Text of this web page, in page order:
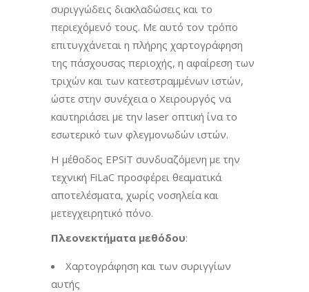
συριγγώδεις διακλαδώσεις και το
περιεχόμενό τους. Με αυτό τον τρόπο
επιτυγχάνεται η πλήρης χαρτογράφηση
της πάσχουσας περιοχής, η αφαίρεση των
τριχών και των κατεστραμμένων ιστών,
ώστε στην συνέχεια ο Χειρουργός να
καυτηριάσει με την laser οπτική ίνα το
εσωτερικό των φλεγμονωδών ιστών.
Η μέθοδος EPSiT συνδυαζόμενη με την
τεχνική FiLaC προσφέρει θεαματικά
αποτελέσματα, χωρίς νοσηλεία και
μετεγχειρητικό πόνο.
Πλεονεκτήματα μεθόδου:
Χαρτογράφηση και των συριγγίων
αυτής